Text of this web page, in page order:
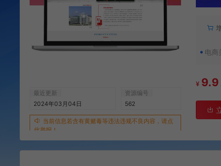
最近更新
2024年03月04日
资源编号
562
当前信息若含有黄赌毒等违法违规不良内容，请点
此举报！
电商
¥ 9.9